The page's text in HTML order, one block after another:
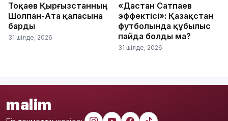
Тоқаев Қырғызстанның
Шолпан-Ата қаласына
барды
31 шілде, 2026
«Дастан Сатпаев
эффектісі»: Қазақстан
футболында құбылыс
пайда болды ма?
31 шілде, 2026
malim